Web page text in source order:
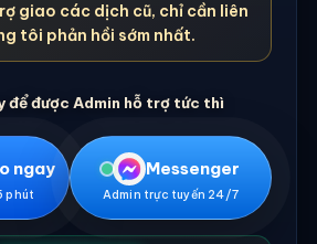
giao các dịch cũ, chỉ cần liên
tôi phản hồi sớm nhất.
để được Admin hỗ trợ tức thì
ngay
phút
Messenger
Admin trực tuyến 24/7